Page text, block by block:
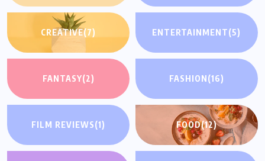
CREATIVE(7) ENTERTAINMENT(5)
FANTASY(2) FASHION(16)
FILM REVIEWS(1) FOOD(12)